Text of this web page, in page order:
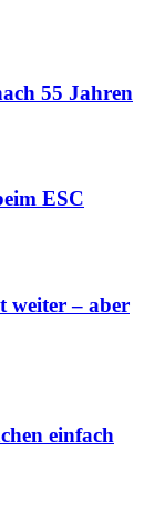
55 Jahren
ESC
weiter – aber
einfach